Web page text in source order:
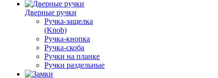
Дверные ручки
Ручка-защелка
(Knob)
Ручка-кнопка
Ручка-скоба
Ручки на планке
Ручки раздельные